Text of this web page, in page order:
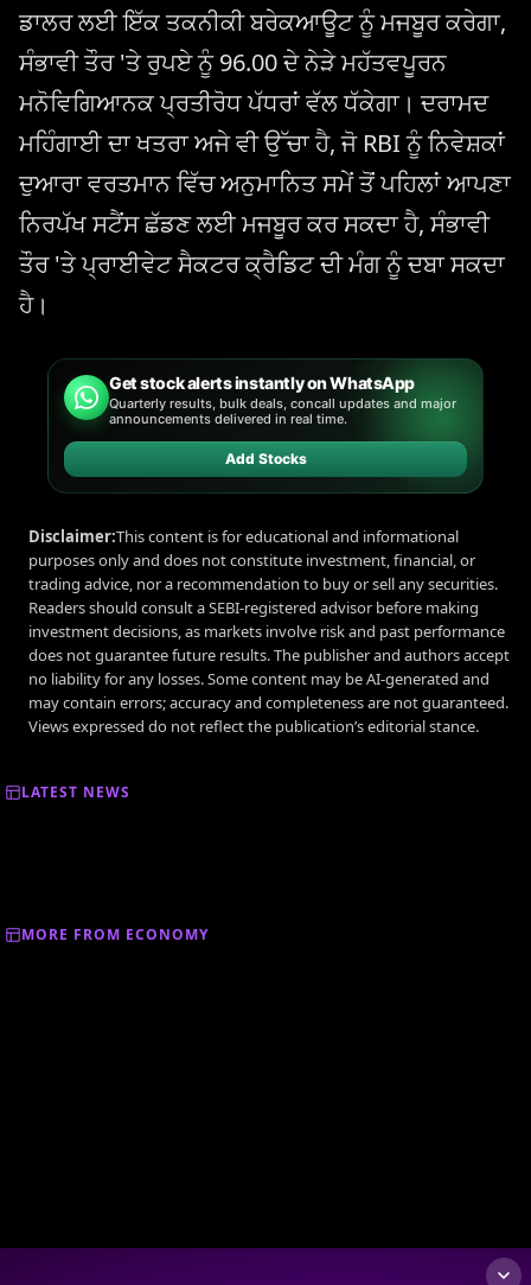
ਡਾਲਰ ਲਈ ਇੱਕ ਤਕਨੀਕੀ ਬਰੇਕਆਊਟ ਨੂੰ ਮਜਬੂਰ ਕਰੇਗਾ,
ਸੰਭਾਵੀ ਤੌਰ 'ਤੇ ਰੁਪਏ ਨੂੰ 96.00 ਦੇ ਨੇੜੇ ਮਹੱਤਵਪੂਰਨ
ਮਨੋਵਿਗਿਆਨਕ ਪ੍ਰਤੀਰੋਧ ਪੱਧਰਾਂ ਵੱਲ ਧੱਕੇਗਾ। ਦਰਾਮਦ
ਮਹਿੰਗਾਈ ਦਾ ਖਤਰਾ ਅਜੇ ਵੀ ਉੱਚਾ ਹੈ, ਜੋ RBI ਨੂੰ ਨਿਵੇਸ਼ਕਾਂ
ਦੁਆਰਾ ਵਰਤਮਾਨ ਵਿੱਚ ਅਨੁਮਾਨਿਤ ਸਮੇਂ ਤੋਂ ਪਹਿਲਾਂ ਆਪਣਾ
ਨਿਰਪੱਖ ਸਟੈਂਸ ਛੱਡਣ ਲਈ ਮਜਬੂਰ ਕਰ ਸਕਦਾ ਹੈ, ਸੰਭਾਵੀ
ਤੌਰ 'ਤੇ ਪ੍ਰਾਈਵੇਟ ਸੈਕਟਰ ਕ੍ਰੈਡਿਟ ਦੀ ਮੰਗ ਨੂੰ ਦਬਾ ਸਕਦਾ
ਹੈ।
Get stock alerts instantly on WhatsApp
Quarterly results, bulk deals, concall updates and major
announcements delivered in real time.
Add Stocks
Disclaimer:This content is for educational and informational
purposes only and does not constitute investment, financial, or
trading advice, nor a recommendation to buy or sell any securities.
Readers should consult a SEBI-registered advisor before making
investment decisions, as markets involve risk and past performance
does not guarantee future results. The publisher and authors accept
no liability for any losses. Some content may be AI-generated and
may contain errors; accuracy and completeness are not guaranteed.
Views expressed do not reflect the publication’s editorial stance.
LATEST NEWS
MORE FROM ECONOMY